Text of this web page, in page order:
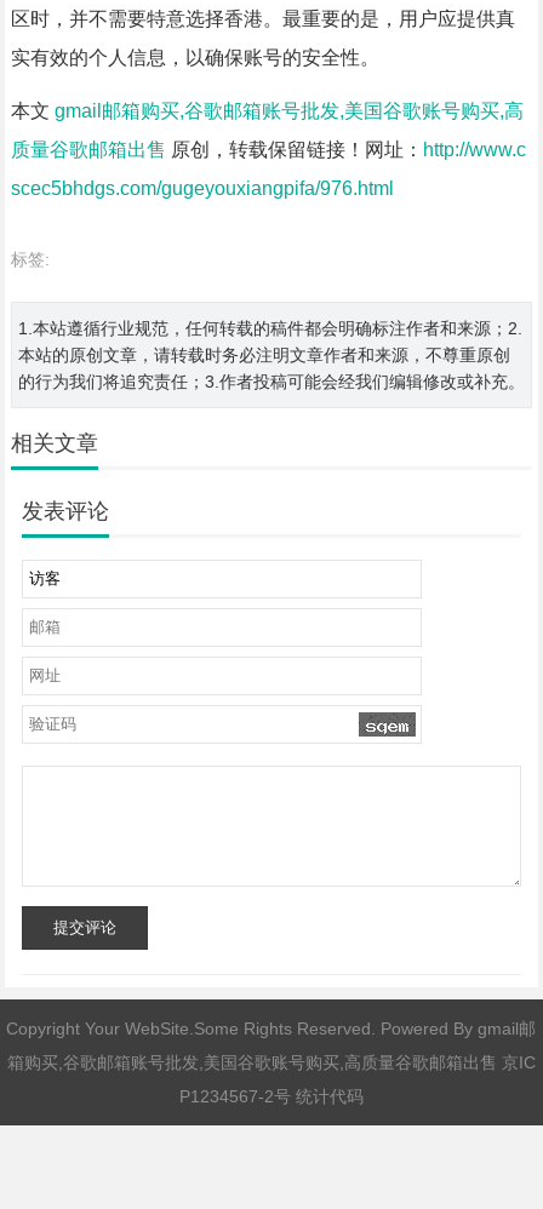
区时，并不需要特意选择香港。最重要的是，用户应提供真
实有效的个人信息，以确保账号的安全性。
本文 gmail邮箱购买,谷歌邮箱账号批发,美国谷歌账号购买,高
质量谷歌邮箱出售 原创，转载保留链接！网址： http://www.c
scec5bhdgs.com/gugeyouxiangpifa/976.html
标签:
1.本站遵循行业规范，任何转载的稿件都会明确标注作者和来源；2.
本站的原创文章，请转载时务必注明文章作者和来源，不尊重原创
的行为我们将追究责任；3.作者投稿可能会经我们编辑修改或补充。
相关文章
发表评论
提交评论
Copyright Your WebSite.Some Rights Reserved. Powered Bygmail邮
箱购买,谷歌邮箱账号批发,美国谷歌账号购买,高质量谷歌邮箱出售 京IC
P1234567-2号 统计代码